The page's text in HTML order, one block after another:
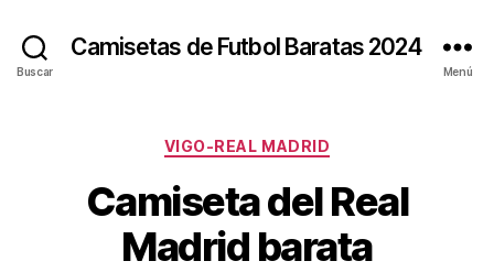
Buscar
Camisetas de Futbol Baratas 2024
Menú
Categorías
VIGO-REAL MADRID
Camiseta del Real
Madrid barata